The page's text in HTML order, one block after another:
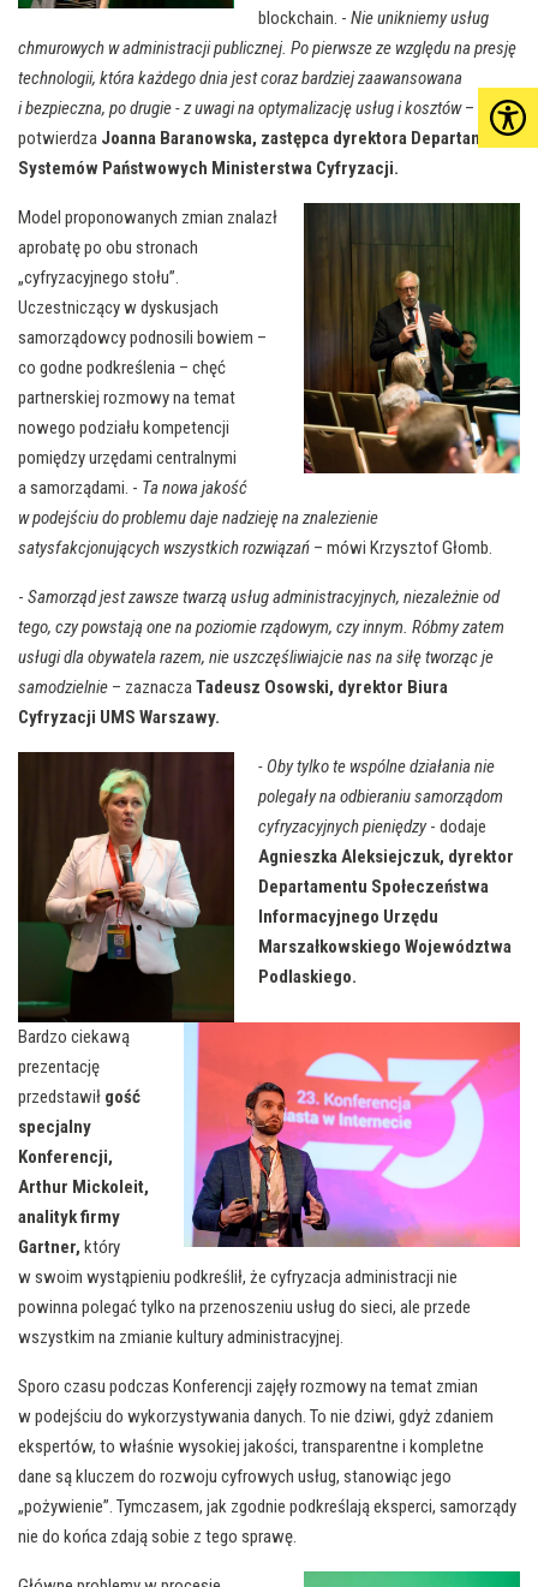
blockchain. - Nie unikniemy usług
chmurowych w administracji publicznej. Po pierwsze ze względu na presję
technologii, która każdego dnia jest coraz bardziej zaawansowana
i bezpieczna, po drugie - z uwagi na optymalizację usług i kosztów–
potwierdza Joanna Baranowska, zastępca dyrektora Departamentu
Systemów Państwowych Ministerstwa Cyfryzacji.
Model proponowanych zmian znalazł
aprobatę po obu stronach
„cyfryzacyjnego stołu”.
Uczestniczący w dyskusjach
samorządowcy podnosili bowiem –
co godne podkreślenia – chęć
partnerskiej rozmowy na temat
nowego podziału kompetencji
pomiędzy urzędami centralnymi
a samorządami. - Ta nowa jakość
w podejściu do problemu daje nadzieję na znalezienie
satysfakcjonujących wszystkich rozwiązań – mówi Krzysztof Głomb.
- Samorząd jest zawsze twarzą usług administracyjnych, niezależnie od
tego, czy powstają one na poziomie rządowym, czy innym. Róbmy zatem
usługi dla obywatela razem, nie uszczęśliwiajcie nas na siłę tworząc je
samodzielnie – zaznaczaTadeusz Osowski, dyrektor Biura
Cyfryzacji UMS Warszawy.
- Oby tylko te wspólne działania nie
polegały na odbieraniu samorządom
cyfryzacyjnych pieniędzy- dodaje
Agnieszka Aleksiejczuk, dyrektor
Departamentu Społeczeństwa
Informacyjnego Urzędu
Marszałkowskiego Województwa
Podlaskiego.
Bardzo ciekawą
prezentację
przedstawił gość
specjalny
Konferencji,
Arthur Mickoleit,
analityk firmy
Gartner, który
w swoim wystąpieniu podkreślił, że cyfryzacja administracji nie
powinna polegać tylko na przenoszeniu usług do sieci, ale przede
wszystkim na zmianie kultury administracyjnej.
Sporo czasu podczas Konferencji zajęły rozmowy na temat zmian
w podejściu do wykorzystywania danych. To nie dziwi, gdyż zdaniem
ekspertów, to właśnie wysokiej jakości, transparentne i kompletne
dane są kluczem do rozwoju cyfrowych usług, stanowiąc jego
„pożywienie”. Tymczasem, jak zgodnie podkreślają eksperci, samorządy
nie do końca zdają sobie z tego sprawę.